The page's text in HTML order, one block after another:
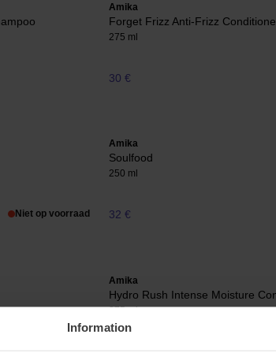
Information
Amika
Forget Frizz Anti-Frizz
275 ml
30 €
Niet op voorraad
Amika
Soulfood
250 ml
32 €
Amika
Hydro Rush Intense Moisture
275 ml